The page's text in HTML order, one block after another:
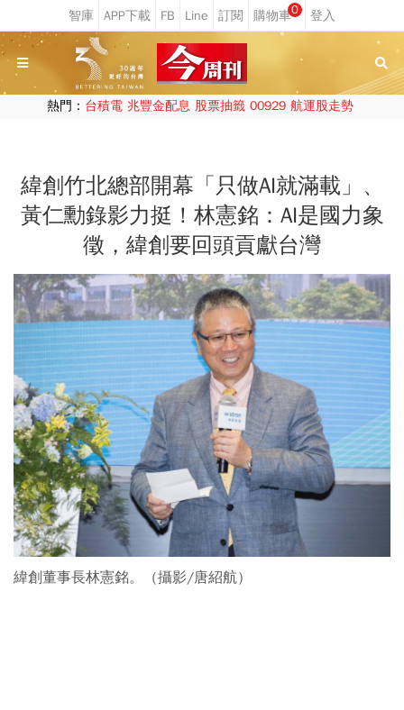
0
熱門： 台積電 兆豐金配息 股票抽籤 00929 航運股走勢
緯創竹北總部開幕「只做AI就滿載」、
黃仁勳錄影力挺！林憲銘：AI是國力象
徵，緯創要回頭貢獻台灣
緯創董事長林憲銘。（攝影/唐紹航）